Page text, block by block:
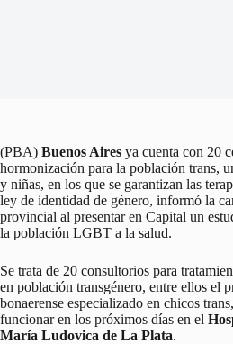
(PBA) Buenos Aires ya cuenta con 20
hormonización para la población trans,
y niñas, en los que se garantizan las
ley de identidad de género, informó la
provincial al presentar en Capital un
la población LGBT a la salud.
Se trata de 20 consultorios para
en población transgénero, entre ellos el
bonaerense especializado en chicos
funcionar en los próximos días en el
María Ludovica de La Plata.